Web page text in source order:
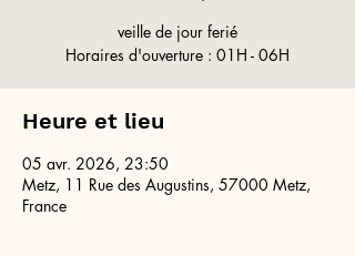
veille de jour ferié
Horaires d'ouverture : 01H - 06H
Heure et lieu
05 avr. 2026, 23:50
Metz, 11 Rue des Augustins, 57000 Metz,
France